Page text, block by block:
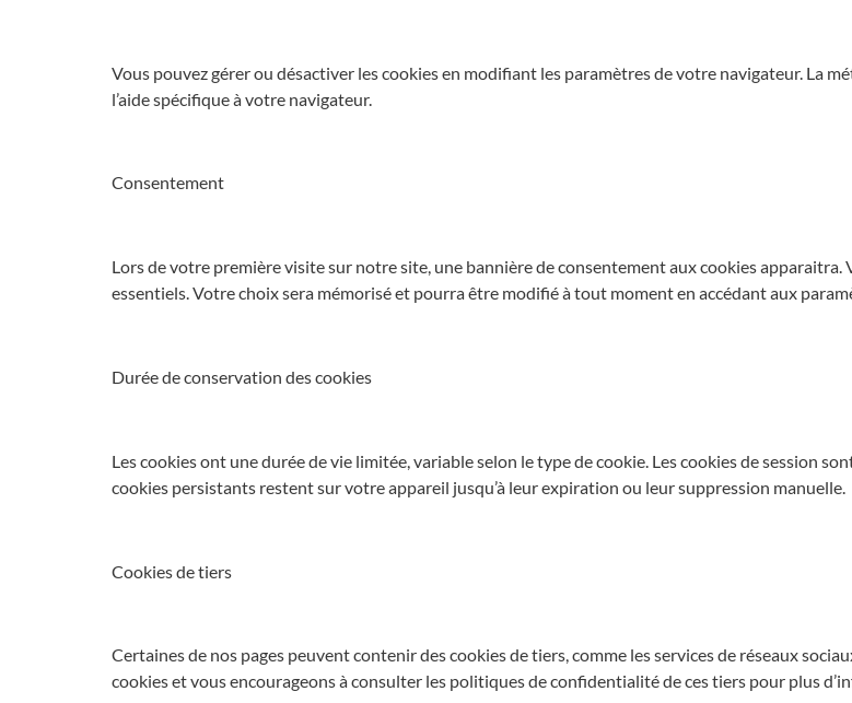
Vous pouvez gérer ou désactiver les cookies en modifiant les paramètres de votre navigateur. La
l’aide spécifique à votre navigateur.
Consentement
Lors de votre première visite sur notre site, une bannière de consentement aux cookies apparaitra.
essentiels. Votre choix sera mémorisé et pourra être modifié à tout moment en accédant aux
Durée de conservation des cookies
Les cookies ont une durée de vie limitée, variable selon le type de cookie. Les cookies de session
cookies persistants restent sur votre appareil jusqu’à leur expiration ou leur suppression manuelle.
Cookies de tiers
Certaines de nos pages peuvent contenir des cookies de tiers, comme les services de réseaux
cookies et vous encourageons à consulter les politiques de confidentialité de ces tiers pour plus